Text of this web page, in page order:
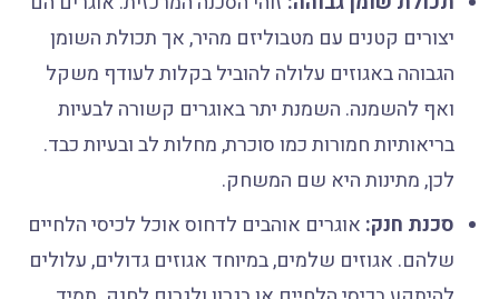
יצורים קטנים עם מטבוליזם מהיר, אך תכולת השומן
הגבוהה באגוזים עלולה להוביל בקלות לעודף משקל
ואף להשמנה. השמנת יתר באוגרים קשורה לבעיות
בריאותיות חמורות כמו סוכרת, מחלות לב ובעיות כבד.
לכן, מתינות היא שם המשחק.
סכנת חנק:אוגרים אוהבים לדחוס אוכל לכיסי הלחיים
שלהם. אגוזים שלמים, במיוחד אגוזים גדולים, עלולים